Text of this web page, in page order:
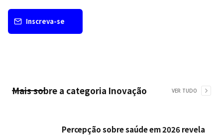
Inscreva-se
Mais sobre a categoria Inovação VER TUDO
Percepção sobre saúde em 2026 revela